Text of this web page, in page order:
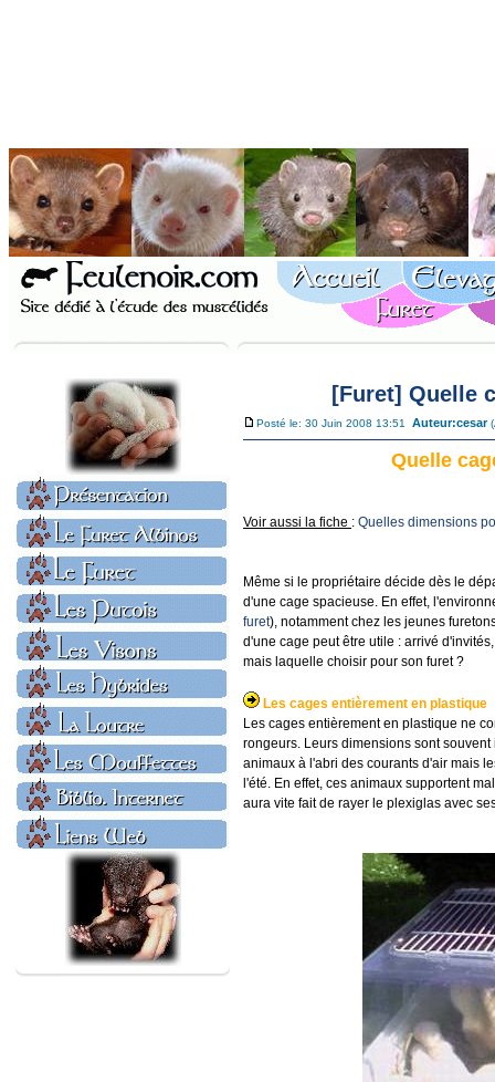
[Furet] Quelle
Posté le: 30 Juin 2008 13:51 Auteur:cesar
Quelle
Voir aussi la fiche : Quelles dimensions
Même si le propriétaire décide dès le
d'une cage spacieuse. En effet,
furet), notamment chez les jeunes
d'une cage peut être utile : arrivé
mais laquelle choisir pour son furet ?
Les cages entièrement en plastique
Les cages entièrement en plastique ne
rongeurs. Leurs dimensions sont
animaux à l'abri des courants d'air mais
l'été. En effet, ces animaux supportent
aura vite fait de rayer le plexiglas avec